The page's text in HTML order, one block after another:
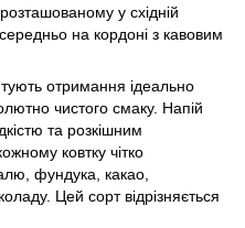
у східній
на кордоні з кавовим
отримання ідеально
чистого смаку. Напій
та розкішним
ковтку чітко
фундука, какао,
Цей сорт відрізняється